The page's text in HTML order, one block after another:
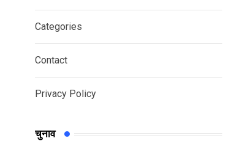
Categories
Contact
Privacy Policy
चुनाव